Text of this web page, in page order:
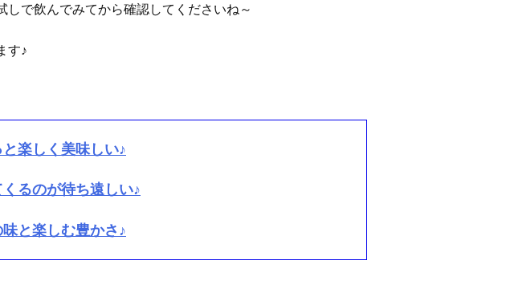
しで飲んでみてから確認してくださいね～
す♪
楽しく美味しい♪
るのが待ち遠しい♪
味と楽しむ豊かさ♪